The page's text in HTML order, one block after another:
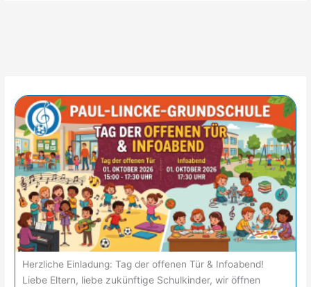
Herzliche Einladung: Tag der offenen Tür & Infoabend!
Liebe Eltern, liebe zukünftige Schulkinder, wir öffnen